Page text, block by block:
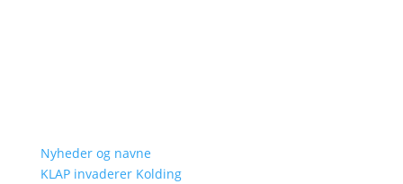
Nyheder og navne
KLAP invaderer Kolding